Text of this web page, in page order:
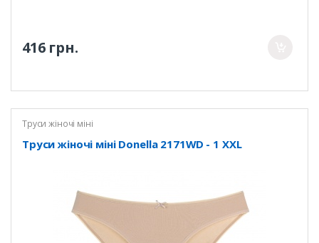
416 грн.
Труси жіночі міні
Труси жіночі міні Donella 2171WD - 1 XXL